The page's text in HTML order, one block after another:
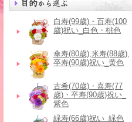
白寿(99歳)・百寿(100
歳)祝い_白色・桃色
傘寿(80歳),米寿(88歳),
卒寿(90歳)祝い_黄色
古希(70歳)・喜寿(77
歳)・卒寿(90歳)祝い_
紫色
緑寿(66歳)祝い_緑色